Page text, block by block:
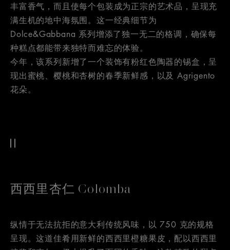
丰富香气，而且使每个包装成为正宗的艺术品，呈现充
满生机的地中海氛围。这一经典细节为
Dolce&Gabbana 系列增添了独一无二的格调，确保每
种糕点都能带来独特而难忘的体验。
今年，该系列新增了一个装饰有粉红色陶器的锡盒，呈
现出蜜桃、樱桃和杏树的春季新鲜感，以及 Agrigento
花朵。
西西里杏仁 Colomba
纵情于无法抗拒的意大利传统风味，以 750 克的规格
呈现。这道佳肴用新鲜的西西里橙糖果皮，配以西西里